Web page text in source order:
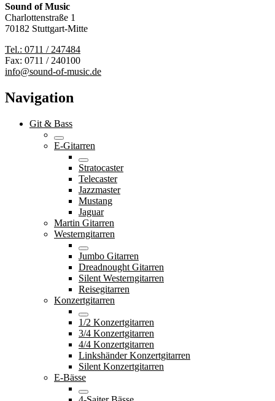
Sound of Music
Charlottenstraße 1
70182 Stuttgart-Mitte
Tel.: 0711 / 247484
Fax: 0711 / 240100
info@sound-of-music.de
Navigation
Git & Bass
E-Gitarren
Stratocaster
Telecaster
Jazzmaster
Mustang
Jaguar
Martin Gitarren
Westerngitarren
Jumbo Gitarren
Dreadnought Gitarren
Silent Westerngitarren
Reisegitarren
Konzertgitarren
1/2 Konzertgitarren
3/4 Konzertgitarren
4/4 Konzertgitarren
Linkshänder Konzertgitarren
Silent Konzertgitarren
E-Bässe